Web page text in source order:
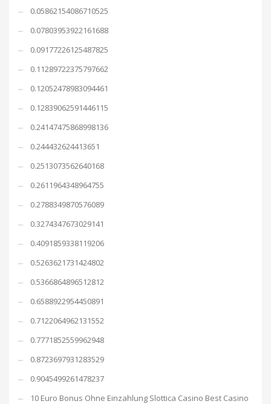
0.05862154086710525
0.07803953922161688
0.09177226125487825
0.11289722375797662
0.12052478983094461
0.12839062591446115
0.24147475868998136
0.244432624413651
0.2513073562640168
0.2611964348964755
0.2788349870576089
0.3274347673029141
0.4091859338119206
0.5263621731424802
0.5366864896512812
0.6588922954450891
0.7122064962131552
0.7771852559962948
0.8723697931283529
0.9045499261478237
10 Euro Bonus Ohne Einzahlung Slottica Casino Best Casino